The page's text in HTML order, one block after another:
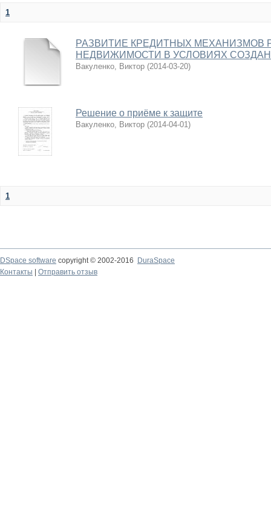
1
РАЗВИТИЕ КРЕДИТНЫХ МЕХАНИЗМОВ
НЕДВИЖИМОСТИ В УСЛОВИЯХ
Вакуленко, Виктор (2014-03-20)
Решение о приёме к защите
Вакуленко, Виктор (2014-04-01)
1
DSpace software copyright © 2002-2016
DuraSpace
Контакты
Отправить отзыв